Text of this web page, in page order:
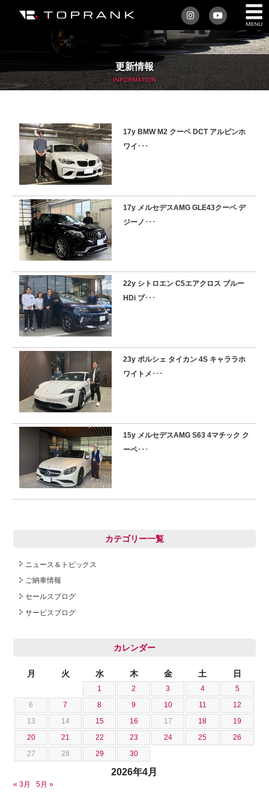
私たちについて
車を買う
アフターサービス
車を売る
店舗/スタッフ情報
インフォメーション
トップランク・マガジン
採用情報
更新情報
INFORMATION
17y BMW M2 クーペ DCT アルピンホ
ワイ･･･
17y メルセデスAMG GLE43クーペ デ
ジーノ･･･
22y シトロエン C5エアクロス ブルー
HDi ブ･･･
23y ポルシェ タイカン 4S キャララホ
ワイトメ･･･
15y メルセデスAMG S63 4マチック ク
ーペ･･･
カテゴリー一覧
ニュース＆トピックス
ご納車情報
セールスブログ
サービスブログ
カレンダー
2026年4月
月 火 水 木 金 土 日
1 2 3 4
5
6
7 8 9 10 11
12
13
14 15 16 17 18
19
20
21 22 23 24 25
26
27
28 29 30
« 3月 5月 »